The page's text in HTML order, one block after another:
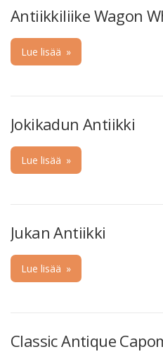
Antiikkiliike Wagon
Lue lisää »
Jokikadun Antiikki
Lue lisää »
Jukan Antiikki
Lue lisää »
Classic Antique